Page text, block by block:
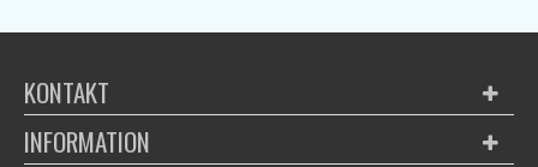
KONTAKT
INFORMATION